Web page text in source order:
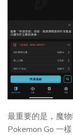
最重要的是，魔
Pokemon Go 一